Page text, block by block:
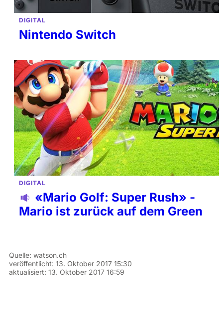
DIGITAL
Nintendo Switch
DIGITAL
«Mario Golf: Super Rush» -
Mario ist zurück auf dem Green
Quelle: watson.ch
veröffentlicht: 13. Oktober 2017 15:30
aktualisiert: 13. Oktober 2017 16:59